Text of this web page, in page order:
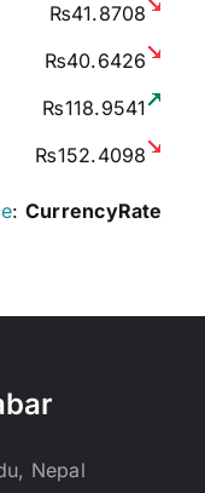
₨41.8708
₨40.6426
₨118.9541
₨152.4098
: CurrencyRate
Nepal